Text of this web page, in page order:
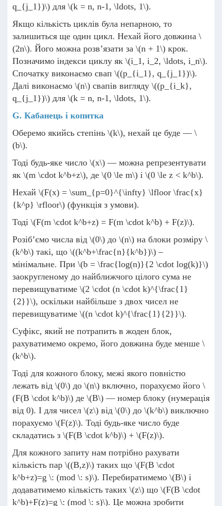
q_{j_1})\) для \(k = n, n-1, \ldots, 1\).
Якщо кількість циклів була непарною, то
залишиться ще один цикл. Нехай його довжина \
(2n\). Його можна розв’язати за \(n + 1\) крок.
Позначимо індекси циклу як \(i_1, i_2, \ldots, i_n\).
Спочатку виконаємо свап \((p_{i_1}, q_{j_1})\).
Далі виконаємо \(n\) свапів вигляду \((p_{i_k},
q_{j_1})\) для \(k = n, n-1, \ldots, 1\).
G. Кабанець і копитка
Оберемо якийсь степінь \(k\), нехай це буде — \
(b\).
Тоді будь-яке число \(x\) — можна репрезентувати
як \(m \cdot k^b+z\), де \(0 \le m\) і \(0 \le z < k^b\).
Нехай \(F(x) = \sum_{p=0}^{\infty} \lfloor \frac{x}
{k^p} \rfloor\) (функція з умови).
Тоді \(F(m \cdot k^b+z) = F(m \cdot k^b) + F(z)\).
Розіб’ємо числа від \(0\) до \(n\) на блоки розміру \
(k^b\) такі, що \((k^b+\frac{n}{k^b})\) –
мінімальне. При \(b = \frac{log(n)}{2 \cdot log(k)}\)
заокругленому до найближчого цілого сума не
перевищуватиме \(2 \cdot (n \cdot k)^{\frac{1}
{2}}\), оскільки найбільше з двох чисел не
перевищуватиме \((n \cdot k)^{\frac{1}{2}}\).
Суфікс, який не потрапить в жоден блок,
рахуватимемо окремо, його довжина буде менше \
(k^b\).
Тоді для кожного блоку, межі якого повністю
лежать від \(0\) до \(n\) включно, порахуємо його \
(F(B \cdot k^b)\) де \(B\) — номер блоку (нумерація
від 0). І для чисел \(z\) від \(0\) до \(k^b\) виключно
порахуємо \(F(z)\). Тоді будь-яке число буде
складатись з \(F(B \cdot k^b)\) + \(F(z)\).
Для кожного запиту нам потрібно рахувати
кількість пар \((B,z)\) таких що \(F(B \cdot
k^b+z)=g \: (mod \: s)\). Перебиратимемо \(B\) і
додаватимемо кількість таких \(z\) що \(F(B \cdot
k^b)+F(z)=g \: (mod \: s)\). Це можна зробити